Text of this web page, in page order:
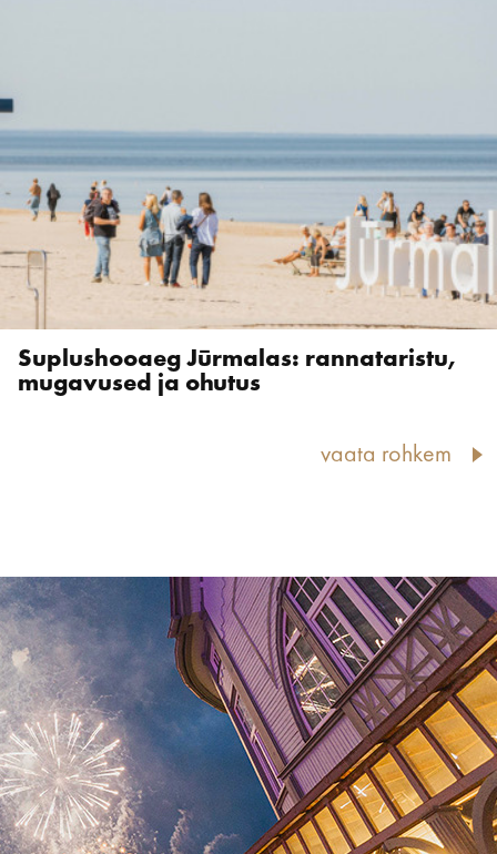
Suplushooaeg Jūrmalas: rannataristu,
mugavused ja ohutus
vaata rohkem